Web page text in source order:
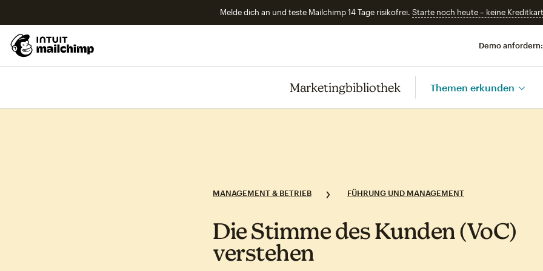
Melde dich an und teste Mailchimp 14 Tage risikofrei. Starte noch heute – keine
Demo anfordern:
Marketingbibliothek Themen erkunden
MANAGEMENT & BETRIEB FÜHRUNG UND MANAGEMENT
Die Stimme des Kunden (VoC)
verstehen